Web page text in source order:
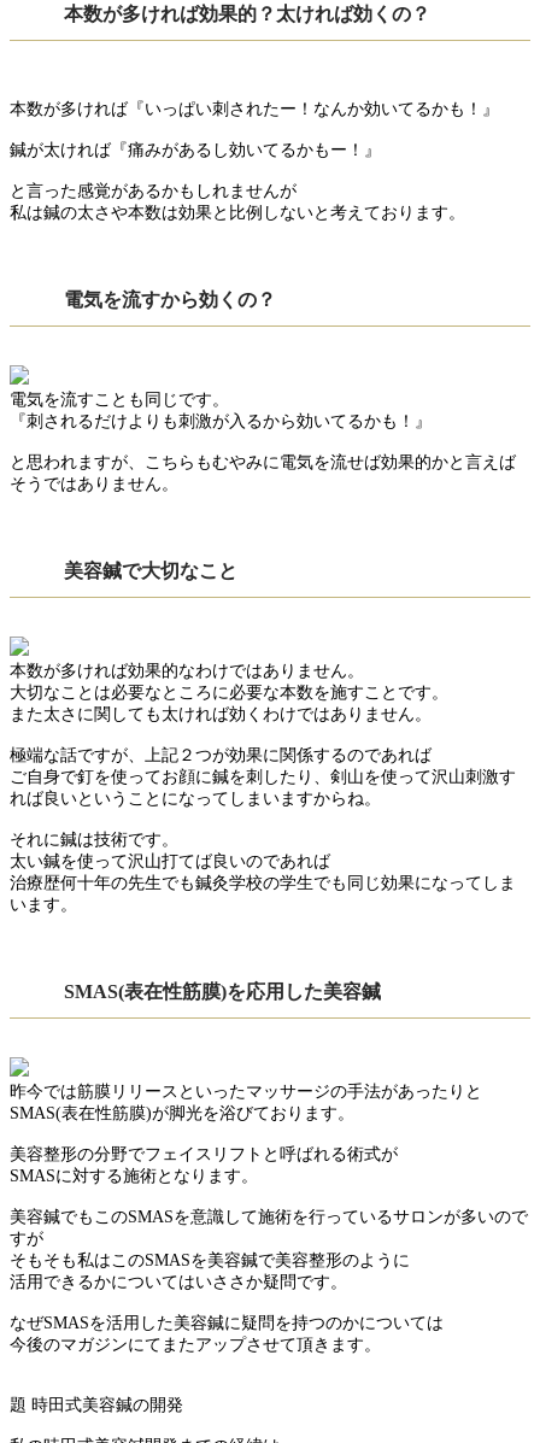
本数が多ければ効果的？太ければ効くの？
本数が多ければ『いっぱい刺されたー！なんか効いてるかも！』
鍼が太ければ『痛みがあるし効いてるかもー！』
と言った感覚があるかもしれませんが
私は鍼の太さや本数は効果と比例しないと考えております。
電気を流すから効くの？
電気を流すことも同じです。
『刺されるだけよりも刺激が入るから効いてるかも！』
と思われますが、こちらもむやみに電気を流せば効果的かと言えば
そうではありません。
美容鍼で大切なこと
本数が多ければ効果的なわけではありません。
大切なことは必要なところに必要な本数を施すことです。
また太さに関しても太ければ効くわけではありません。
極端な話ですが、上記２つが効果に関係するのであれば
ご自身で釘を使ってお顔に鍼を刺したり、剣山を使って沢山刺激す
れば良いということになってしまいますからね。
それに鍼は技術です。
太い鍼を使って沢山打てば良いのであれば
治療歴何十年の先生でも鍼灸学校の学生でも同じ効果になってしま
います。
SMAS(表在性筋膜)を応用した美容鍼
昨今では筋膜リリースといったマッサージの手法があったりと
SMAS(表在性筋膜)が脚光を浴びております。
美容整形の分野でフェイスリフトと呼ばれる術式が
SMASに対する施術となります。
美容鍼でもこのSMASを意識して施術を行っているサロンが多いので
すが
そもそも私はこのSMASを美容鍼で美容整形のように
活用できるかについてはいささか疑問です。
なぜSMASを活用した美容鍼に疑問を持つのかについては
今後のマガジンにてまたアップさせて頂きます。
題 時田式美容鍼の開発